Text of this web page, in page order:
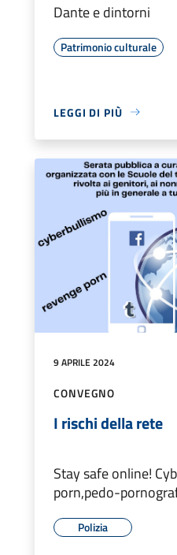
Dante e dintorni
Patrimonio culturale
LEGGI DI PIÙ
9 APRILE 2024
CONVEGNO
I rischi della rete
Stay safe online!
porn,pedo-
Polizia